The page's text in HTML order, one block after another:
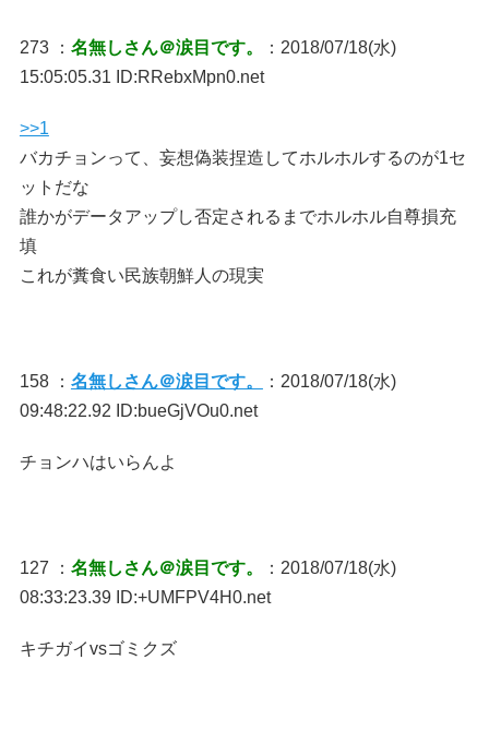
273 ： 名無しさん＠涙目です。
：2018/07/18(水)
15:05:05.31 ID:RRebxMpn0.net
>>1
バカチョンって、妄想偽装捏造してホルホルするのが1セ
ットだな
誰かがデータアップし否定されるまでホルホル自尊損充
填
これが糞食い民族朝鮮人の現実
158 ： 名無しさん＠涙目です。
：2018/07/18(水)
09:48:22.92 ID:bueGjVOu0.net
チョンハはいらんよ
127 ： 名無しさん＠涙目です。
：2018/07/18(水)
08:33:23.39 ID:+UMFPV4H0.net
キチガイvsゴミクズ